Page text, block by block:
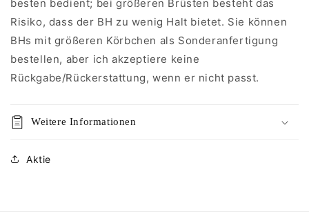
besten bedient; bei größeren Brüsten besteht das
Risiko, dass der BH zu wenig Halt bietet. Sie können
BHs mit größeren Körbchen als Sonderanfertigung
bestellen, aber ich akzeptiere keine
Rückgabe/Rückerstattung, wenn er nicht passt.
Weitere Informationen
Aktie